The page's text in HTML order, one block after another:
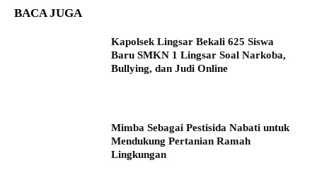
BACA JUGA
Kapolsek Lingsar Bekali 625 Siswa
Baru SMKN 1 Lingsar Soal Narkoba,
Bullying, dan Judi Online
Mimba Sebagai Pestisida Nabati untuk
Mendukung Pertanian Ramah
Lingkungan